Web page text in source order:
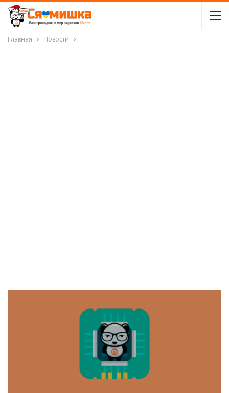
Главная Новости